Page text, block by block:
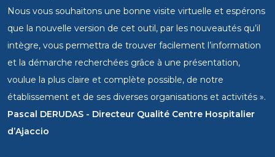
Nous vous souhaitons une bonne visite virtuelle et espérons
que la nouvelle version de cet outil, par les nouveautés qu’il
intègre, vous permettra de trouver facilement l’information
et la démarche recherchées grâce à une présentation,
voulue la plus claire et complète possible, de notre
établissement et de ses diverses organisations et activités ».
Pascal DERUDAS - Directeur Qualité Centre Hospitalier
d’Ajaccio